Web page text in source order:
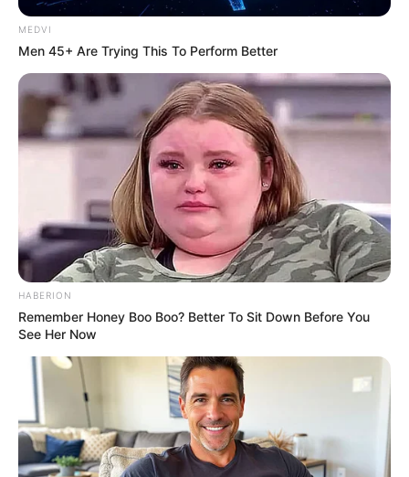
Dare To Watch: 6 Movies So Bad They're Good
Remember This Kick-Ass Star? See His Shocking
Transformation
BRAINBERRIES
MEDVI
Men 45+ Are Trying This To Perform Better
HABERION
Remember Honey Boo Boo? Better To Sit Down Before You
See Her Now